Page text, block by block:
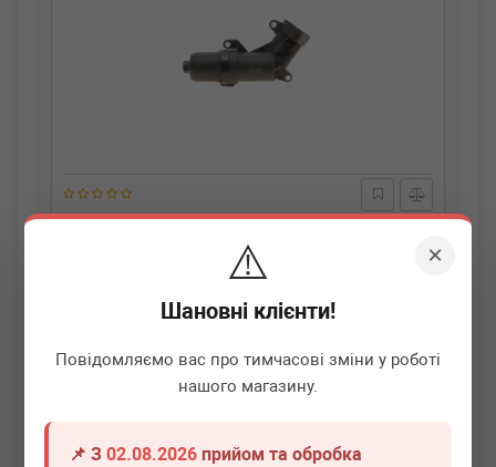
×
⚠️
Шановні клієнти!
Повідомляємо вас про тимчасові зміни у роботі
нашого магазину.
📌 З02.08.2026 прийом та обробка
ADLER 0B5325060C
Корпус фільтра масляного Audi A4/A6/Q5 08-18
Немає в наявності
Докладніше